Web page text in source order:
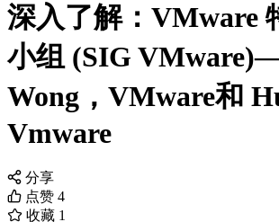
深入了解：VMware
小组 (SIG
Wong，VMware和
Vmware
分享
点赞 4
收藏 1